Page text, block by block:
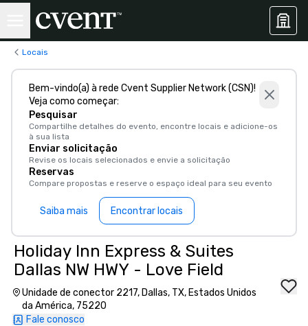
Locais
Bem-vindo(a) à rede Cvent Supplier Network (CSN)!
Veja como começar:
Pesquisar
Compartilhe detalhes do evento, encontre locais e adicione-os
à sua lista
Enviar solicitação
Revise os locais selecionados e envie a solicitação
Reservas
Compare propostas e reserve o espaço ideal para seu evento
Saiba mais Encontrar locais
Holiday Inn Express & Suites
Dallas NW HWY - Love Field
Unidade de conector 2217, Dallas, TX, Estados Unidos
da América, 75220
Fale conosco